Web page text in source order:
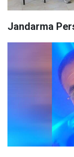
Jandarma